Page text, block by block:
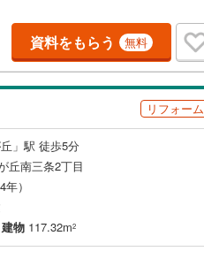
資料をもらう 無料
リフォーム
」駅 徒歩5分
丘南三条2丁目
）
建物 117.32m2